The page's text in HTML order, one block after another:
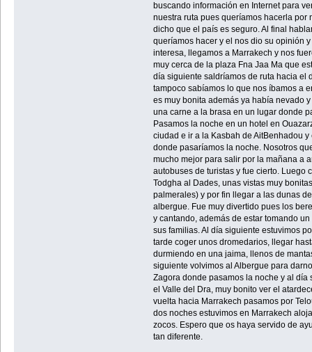
buscando información en Internet para
nuestra ruta pues queríamos hacerla por
dicho que el país es seguro. Al final
queríamos hacer y el nos dio su opinión
interesa, llegamos a Marrakech y nos
muy cerca de la plaza Fna Jaa Ma que
día siguiente saldríamos de ruta hacia el
tampoco sabíamos lo que nos íbamos a
es muy bonita además ya había nevado
una carne a la brasa en un lugar donde
Pasamos la noche en un hotel en
ciudad e ir a la Kasbah de AitBenhadou
donde pasaríamos la noche. Nosotros
mucho mejor para salir por la mañana a
autobuses de turistas y fue cierto. Luego
Todgha al Dades, unas vistas muy
palmerales) y por fin llegar a las dunas
albergue. Fue muy divertido pues los
y cantando, además de estar tomando
sus familias. Al día siguiente estuvimos
tarde coger unos dromedarios, llegar
durmiendo en una jaima, llenos de
siguiente volvimos al Albergue para
Zagora donde pasamos la noche y al
el Valle del Dra, muy bonito ver el
vuelta hacia Marrakech pasamos por
dos noches estuvimos en Marrakech
zocos. Espero que os haya servido de
tan diferente.